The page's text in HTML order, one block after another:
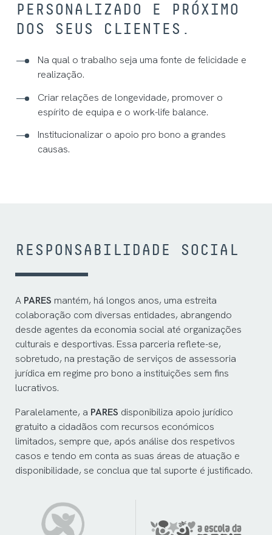
PERSONALIZADO E PRÓXIMO
DOS SEUS CLIENTES.
Na qual o trabalho seja uma fonte de felicidade e
realização.
Criar relações de longevidade, promover o
espírito de equipa e o work-life balance.
Institucionalizar o apoio pro bono a grandes
causas.
RESPONSABILIDADE SOCIAL
A PARES mantém, há longos anos, uma estreita
colaboração com diversas entidades, abrangendo
desde agentes da economia social até organizações
culturais e desportivas. Essa parceria reflete-se,
sobretudo, na prestação de serviços de assessoria
jurídica em regime pro bono a instituições sem fins
lucrativos.
Paralelamente, a PARES disponibiliza apoio jurídico
gratuito a cidadãos com recursos económicos
limitados, sempre que, após análise dos respetivos
casos e tendo em conta as suas áreas de atuação e
disponibilidade, se conclua que tal suporte é justificado.